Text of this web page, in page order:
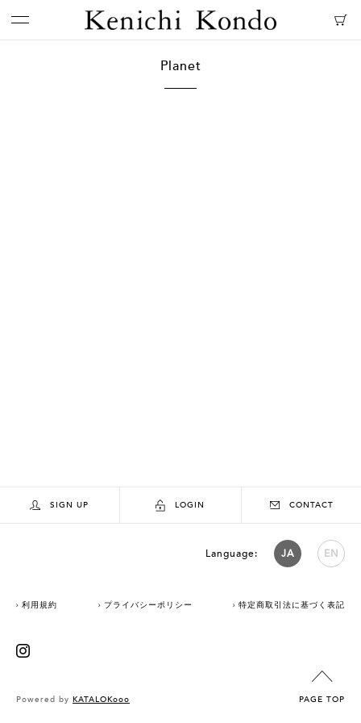
Planet
SIGN UP LOGIN CONTACT
Language: JA EN
利用規約 プライバシーポリシー 特定商取引法に基づく表記
Powered by KATALOKooo PAGE TOP